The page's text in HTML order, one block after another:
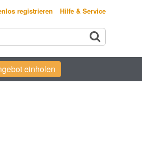
registrieren Hilfe & Service
einholen